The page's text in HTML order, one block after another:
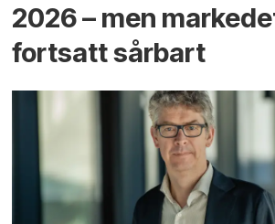
2026 – men
fortsatt sårbart